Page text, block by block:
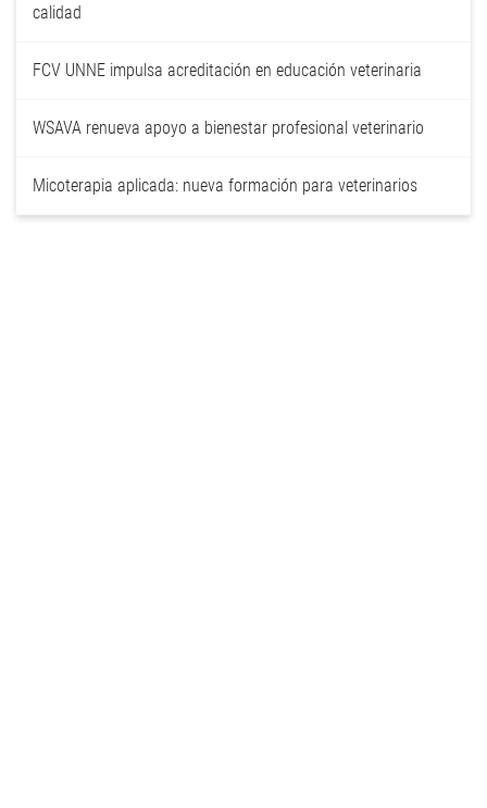
calidad
FCV UNNE impulsa acreditación en educación veterinaria
WSAVA renueva apoyo a bienestar profesional veterinario
Micoterapia aplicada: nueva formación para veterinarios